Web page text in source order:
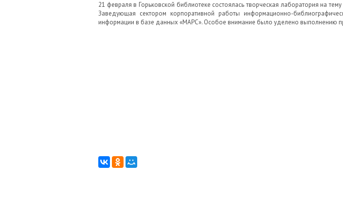
​21 февраля в Горьковской библиотеке состоялась творческая лаборатория на
Заведующая сектором корпоративной работы информационно-
информации в базе данных «МАРС». Особое внимание было уделено выполнению